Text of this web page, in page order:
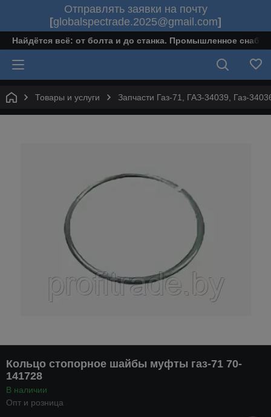
Отправлять заявки на почту
[globalspectrade.2025@gmail.com]
Найдётся всё: от болта и до станка. Промышленное
Товары и услуги Запчасти Газ-71, ГАЗ-34039, Газ-
Кольцо стопорное шайбы муфты газ-71 70-
141728
В наличии
Опт и розница